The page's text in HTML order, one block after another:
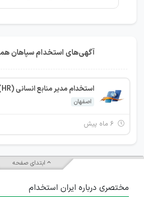
آگهی‌های استخدام سپاهان
استخدام مدیر منابع انسانی (HR)
اصفهان
ابتدای صفحه
مختصری درباره ایران استخدام